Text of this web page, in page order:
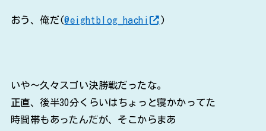
おう、俺だ(@eightblog_hachi )
いや～久々スゴい決勝戦だったな。
正直、後半30分くらいはちょっと寝かかってた
時間帯もあったんだが、そこからまあ